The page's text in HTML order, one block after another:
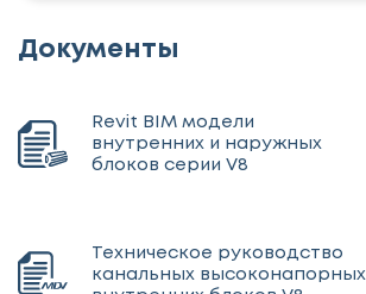
Документы
Revit BIM модели
внутренних и наружных
блоков серии V8
Техническое руководство
канальных высоконапорных